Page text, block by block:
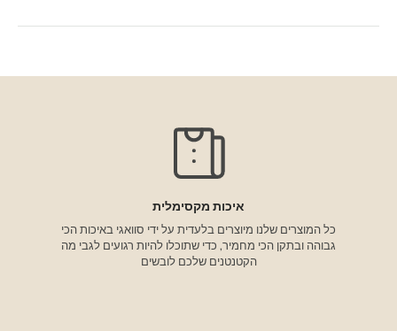
איכות מקסימלית
כל המוצרים שלנו מיוצרים בלעדית על ידי סוואגי באיכות הכי
גבוהה ובתקן הכי מחמיר, כדי שתוכלו להיות רגועים לגבי מה
הקטנטנים שלכם לובשים